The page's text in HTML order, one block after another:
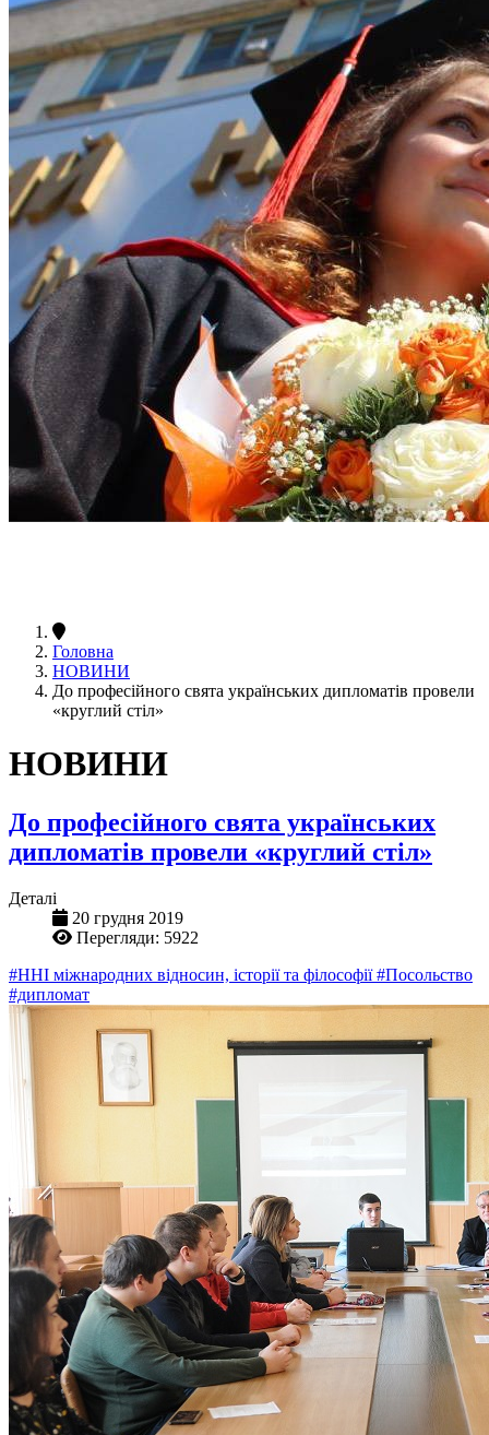
Головна
НОВИНИ
До професійного свята українських дипломатів провели
«круглий стіл»
НОВИНИ
До професійного свята українських
дипломатів провели «круглий стіл»
Деталі
20 грудня 2019
Перегляди: 5922
#ННІ міжнародних відносин, історії та філософії#Посольство
#дипломат